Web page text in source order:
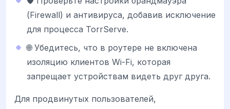
(Firewall) и антивируса, добавив исключение
для процесса TorrServe.
🌐 Убедитесь, что в роутере не включена
изоляцию клиентов Wi-Fi, которая
запрещает устройствам видеть друг друга.
Для продвинутых пользователей,